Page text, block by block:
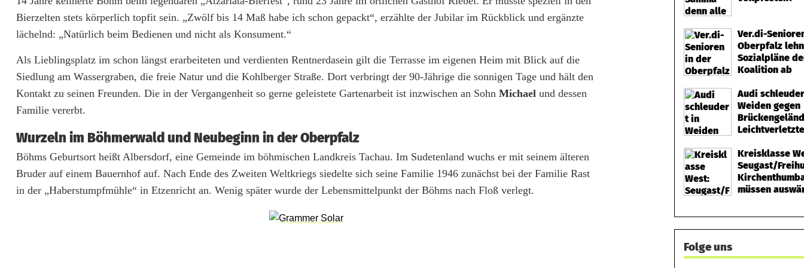
.
G
e
b
u
s
t
Bierzelten stets körperlich topfit sein. „Zwölf bis 14 Maß habe ich schon gepackt“, erzählte der Jubilar im Rückblick und ergänzte
lächelnd: „Natürlich beim Bedienen und nicht als Konsument.“
Als Lieblingsplatz im schon längst erarbeiteten und verdienten Rentnerdasein gilt die Terrasse im eigenen Heim mit Blick auf die
Siedlung am Wassergraben, die freie Natur und die Kohlberger Straße. Dort verbringt der 90-Jährige die sonnigen Tage und hält den
Kontakt zu seinen Freunden. Die in der Vergangenheit so gerne geleistete Gartenarbeit ist inzwischen an Sohn Michael und dessen
Familie vererbt.
Wurzeln im Böhmerwald und Neubeginn in der Oberpfalz
Böhms Geburtsort heißt Albersdorf, eine Gemeinde im böhmischen Landkreis Tachau. Im Sudetenland wuchs er mit seinem älteren
Bruder auf einem Bauernhof auf. Nach Ende des Zweiten Weltkriegs siedelte sich seine Familie 1946 zunächst bei der Familie Rast
in der „Haberstumpfmühle“ in Etzenricht an. Wenig später wurde der Lebensmittelpunkt der Böhms nach Floß verlegt.
Ver.di-
Oberpfalz
Sozialpläne
Koalition ab
Audi
Weiden gegen
Leichtverletzte
Kreisklasse
Seugast/
müssen
Folge uns